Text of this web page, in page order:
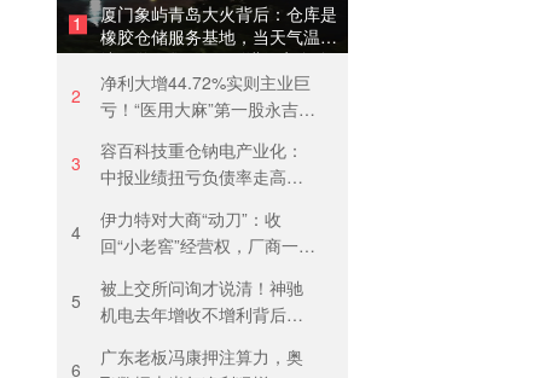
1
厦门象屿青岛大火背后：仓库是
橡胶仓储服务基地，当天气温未
达预警，集团5月刚进行安全管
理培训
2
净利大增44.72%实则主业巨
亏！“医用大麻”第一股永吉股
收益“保盈”
3
容百科技重仓钠电产业化：
中报业绩扭亏负债率走高，
4
伊力特对大商“动刀”：收
回“小老窖”经营权，厂商一体
5
被上交所问询才说清！神驰
机电去年增收不增利背后：
减
6
广东老板冯康押注算力，奥